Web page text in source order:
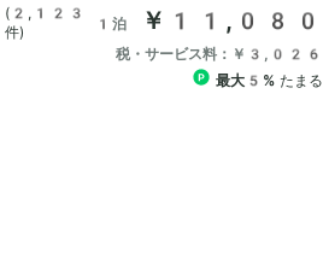
(2,123
件)
1泊 ￥11,080
税・サービス料：￥3,026
最大5% たまる